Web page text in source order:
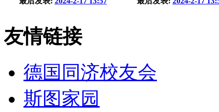
友情链接
德国同济校友会
斯图家园